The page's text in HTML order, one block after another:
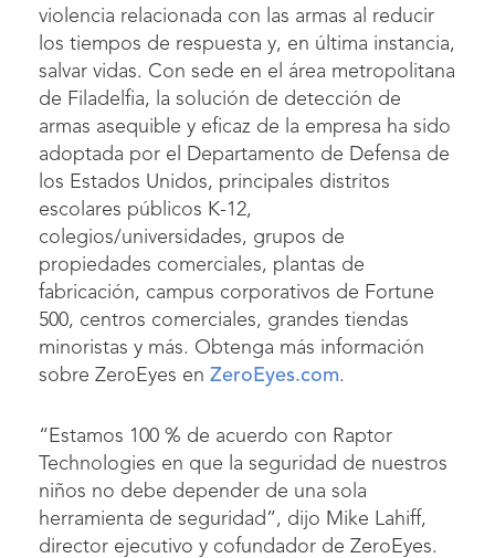
violencia relacionada con las armas al reducir
los tiempos de respuesta y, en última instancia,
salvar vidas. Con sede en el área metropolitana
de Filadelfia, la solución de detección de
armas asequible y eficaz de la empresa ha sido
adoptada por el Departamento de Defensa de
los Estados Unidos, principales distritos
escolares públicos K-12,
colegios/universidades, grupos de
propiedades comerciales, plantas de
fabricación, campus corporativos de Fortune
500, centros comerciales, grandes tiendas
minoristas y más. Obtenga más información
sobre ZeroEyes en ZeroEyes.com.
“Estamos 100 % de acuerdo con Raptor
Technologies en que la seguridad de nuestros
niños no debe depender de una sola
herramienta de seguridad”, dijo Mike Lahiff,
director ejecutivo y cofundador de ZeroEyes.